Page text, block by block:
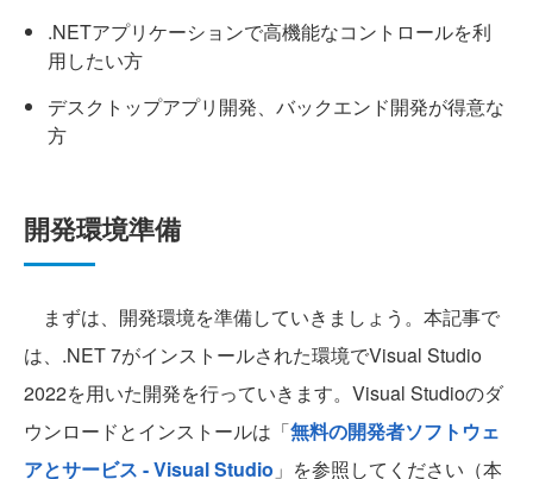
.NETアプリケーションで高機能なコントロールを利
用したい方
デスクトップアプリ開発、バックエンド開発が得意な
方
開発環境準備
まずは、開発環境を準備していきましょう。本記事で
は、.NET 7がインストールされた環境でVisual Studio
2022を用いた開発を行っていきます。Visual Studioのダ
ウンロードとインストールは「無料の開発者ソフトウェ
アとサービス - Visual Studio 」を参照してください（本